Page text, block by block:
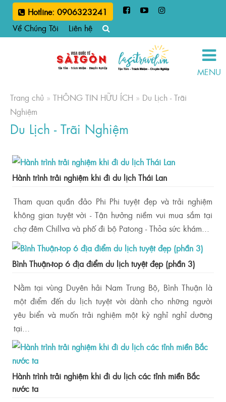
Hotline: 0906323241
Về Chúng Tôi
Liên hệ
MENU
Trang chủ » THÔNG TIN HỮU ÍCH » Du Lịch - Trãi
Nghiệm
Du Lịch - Trãi Nghiệm
Hành trình trải nghiệm khi đi du lịch Thái Lan
Tham quan quần đảo Phi Phi tuyệt đẹp và trải nghiệm
không gian tuyệt vời - Tận hưởng niềm vui mua sắm tại
chợ đêm Chillva và phố đi bộ Patong - Thỏa sức khám...
Bình Thuận-top 6 địa điểm du lịch tuyệt đẹp (phần 3)
Nằm tại vùng Duyên hải Nam Trung Bộ, Bình Thuận là
một điểm đến du lịch tuyệt vời dành cho những người
yêu biển và muốn trải nghiệm một kỳ nghỉ nghỉ dưỡng
tại...
Hành trình trải nghiệm khi đi du lịch các tỉnh miền Bắc
nước ta